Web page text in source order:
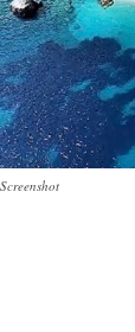
Screenshot